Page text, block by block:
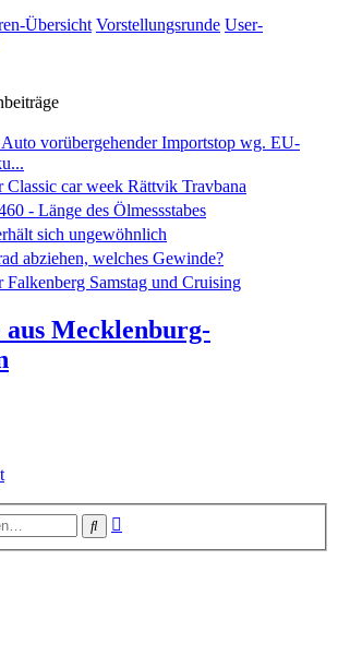
Übersicht Vorstellungsrunde User-
vorübergehender Importstop wg. EU-
Classic car week Rättvik Travbana
- Länge des Ölmessstabes
sich ungewöhnlich
abziehen, welches Gewinde?
Falkenberg Samstag und Cruising
Mecklenburg-
Suche